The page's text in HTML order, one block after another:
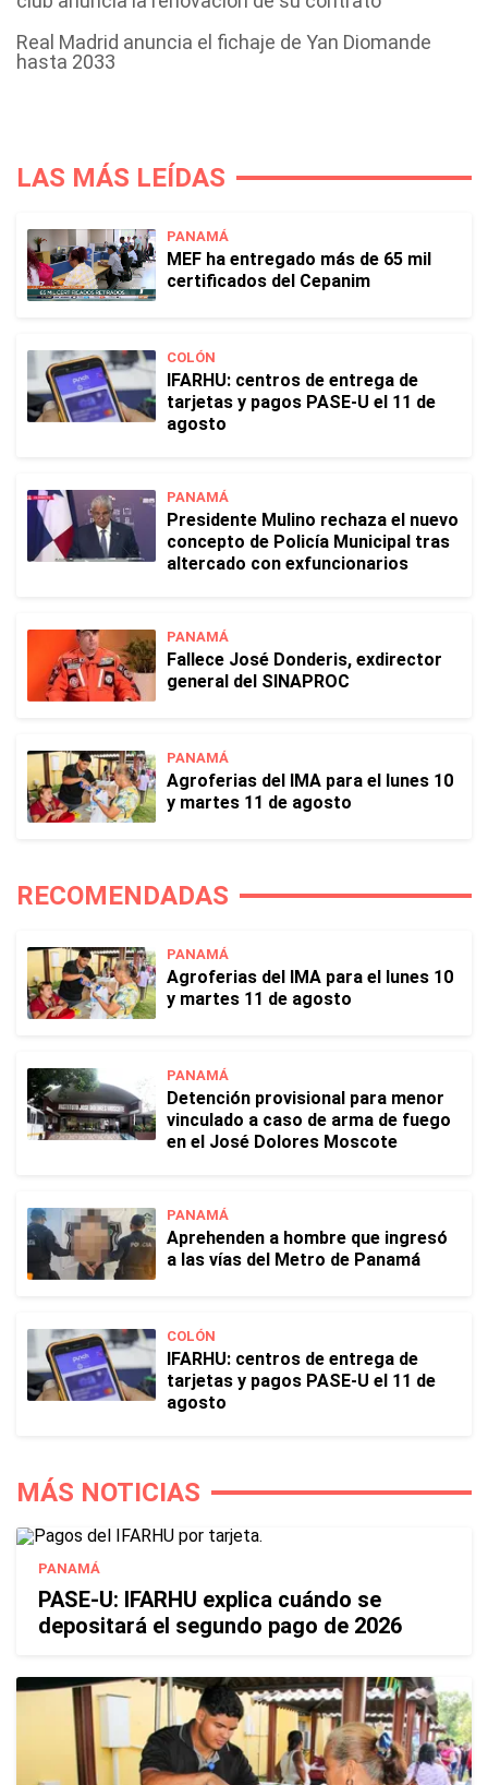
Real Madrid anuncia el fichaje de Yan Diomande
hasta 2033
LAS MÁS LEÍDAS
PANAMÁ
MEF ha entregado más de 65 mil
certificados del Cepanim
COLÓN
IFARHU: centros de entrega de
tarjetas y pagos PASE-U el 11 de
agosto
PANAMÁ
Presidente Mulino rechaza el nuevo
concepto de Policía Municipal tras
altercado con exfuncionarios
PANAMÁ
Fallece José Donderis, exdirector
general del SINAPROC
PANAMÁ
Agroferias del IMA para el lunes 10
y martes 11 de agosto
RECOMENDADAS
PANAMÁ
Agroferias del IMA para el lunes 10
y martes 11 de agosto
PANAMÁ
Detención provisional para menor
vinculado a caso de arma de fuego
en el José Dolores Moscote
PANAMÁ
Aprehenden a hombre que ingresó
a las vías del Metro de Panamá
COLÓN
IFARHU: centros de entrega de
tarjetas y pagos PASE-U el 11 de
agosto
MÁS NOTICIAS
PANAMÁ
PASE-U: IFARHU explica cuándo se
depositará el segundo pago de 2026